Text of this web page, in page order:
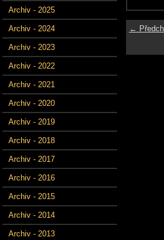
Archiv - 2025
Archiv - 2024
Archiv - 2023
Archiv - 2022
Archiv - 2021
Archiv - 2020
Archiv - 2019
Archiv - 2018
Archiv - 2017
Archiv - 2016
Archiv - 2015
Archiv - 2014
Archiv - 2013
←